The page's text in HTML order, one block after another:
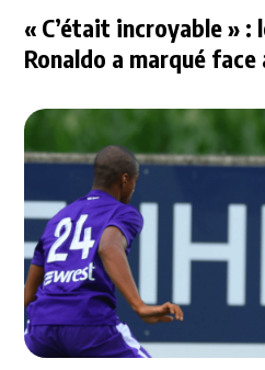
« C’était incroyable »
Ronaldo a marqué face